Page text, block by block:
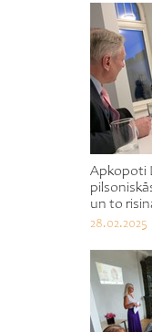
Apkopoti
un to
28.02.2025